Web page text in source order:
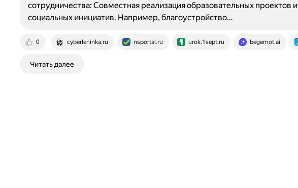
0 cyberleninka.ru nsportal.ru urok.1sept.ru begemot.ai
сотрудничества: Совместная реализация образовательных проектов и
социальных инициатив. Например, благоустройство…
Читать далее